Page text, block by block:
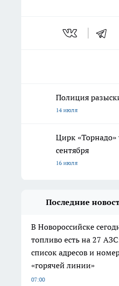
Полиция
14 июля
Цирк
сентября
16 июля
Последние
В Новороссийске
топливо есть на 27
список адресов и
«горячей линии»
07:00